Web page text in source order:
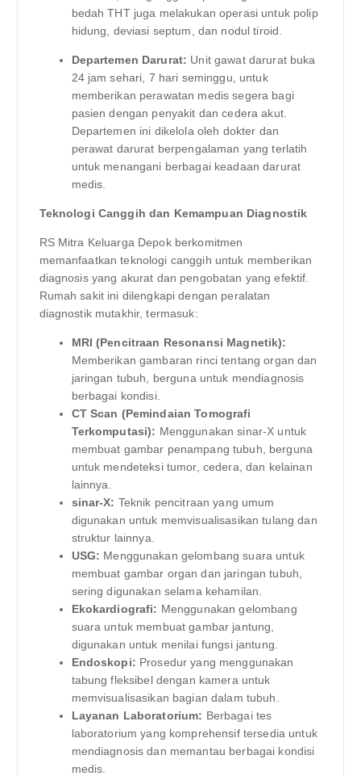
bedah THT juga melakukan operasi untuk polip
hidung, deviasi septum, dan nodul tiroid.
Departemen Darurat: Unit gawat darurat buka
24 jam sehari, 7 hari seminggu, untuk
memberikan perawatan medis segera bagi
pasien dengan penyakit dan cedera akut.
Departemen ini dikelola oleh dokter dan
perawat darurat berpengalaman yang terlatih
untuk menangani berbagai keadaan darurat
medis.
Teknologi Canggih dan Kemampuan Diagnostik
RS Mitra Keluarga Depok berkomitmen
memanfaatkan teknologi canggih untuk memberikan
diagnosis yang akurat dan pengobatan yang efektif.
Rumah sakit ini dilengkapi dengan peralatan
diagnostik mutakhir, termasuk:
MRI (Pencitraan Resonansi Magnetik):
Memberikan gambaran rinci tentang organ dan
jaringan tubuh, berguna untuk mendiagnosis
berbagai kondisi.
CT Scan (Pemindaian Tomografi
Terkomputasi): Menggunakan sinar-X untuk
membuat gambar penampang tubuh, berguna
untuk mendeteksi tumor, cedera, dan kelainan
lainnya.
sinar-X: Teknik pencitraan yang umum
digunakan untuk memvisualisasikan tulang dan
struktur lainnya.
USG: Menggunakan gelombang suara untuk
membuat gambar organ dan jaringan tubuh,
sering digunakan selama kehamilan.
Ekokardiografi: Menggunakan gelombang
suara untuk membuat gambar jantung,
digunakan untuk menilai fungsi jantung.
Endoskopi: Prosedur yang menggunakan
tabung fleksibel dengan kamera untuk
memvisualisasikan bagian dalam tubuh.
Layanan Laboratorium: Berbagai tes
laboratorium yang komprehensif tersedia untuk
mendiagnosis dan memantau berbagai kondisi
medis.